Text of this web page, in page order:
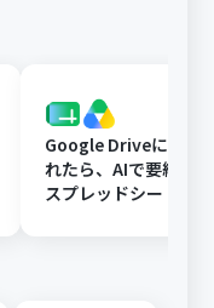
Google Driveに文書
れたら、AIで要約し
スプレッドシートの